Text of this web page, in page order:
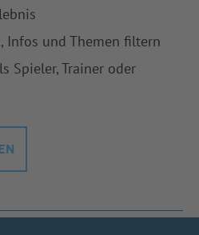
Infos und Themen filtern
Spieler, Trainer oder